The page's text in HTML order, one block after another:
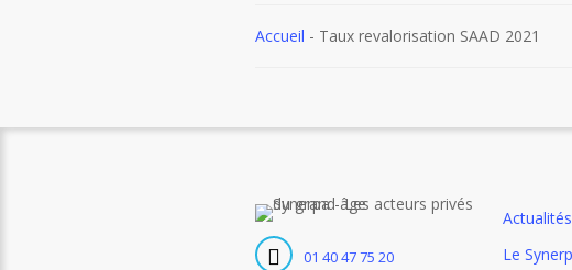
Accueil - Taux revalorisation SAAD 2021
01 40 47 75 20
Actualités
Le